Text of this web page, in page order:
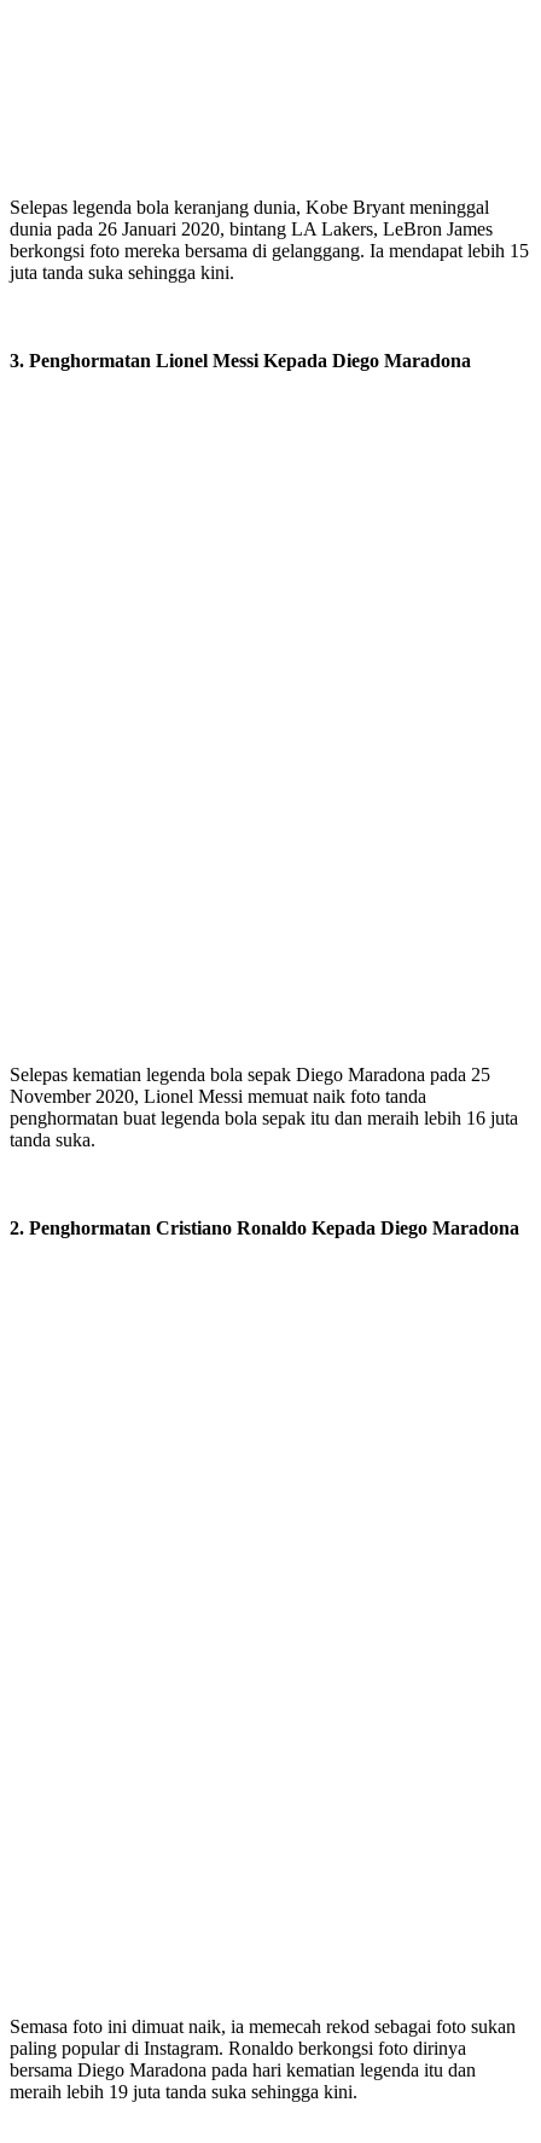
Selepas legenda bola keranjang dunia, Kobe Bryant meninggal
dunia pada 26 Januari 2020, bintang LA Lakers, LeBron James
berkongsi foto mereka bersama di gelanggang. Ia mendapat lebih 15
juta tanda suka sehingga kini.
3. Penghormatan Lionel Messi Kepada Diego Maradona
Selepas kematian legenda bola sepak Diego Maradona pada 25
November 2020, Lionel Messi memuat naik foto tanda
penghormatan buat legenda bola sepak itu dan meraih lebih 16 juta
tanda suka.
2. Penghormatan Cristiano Ronaldo Kepada Diego Maradona
Semasa foto ini dimuat naik, ia memecah rekod sebagai foto sukan
paling popular di Instagram. Ronaldo berkongsi foto dirinya
bersama Diego Maradona pada hari kematian legenda itu dan
meraih lebih 19 juta tanda suka sehingga kini.